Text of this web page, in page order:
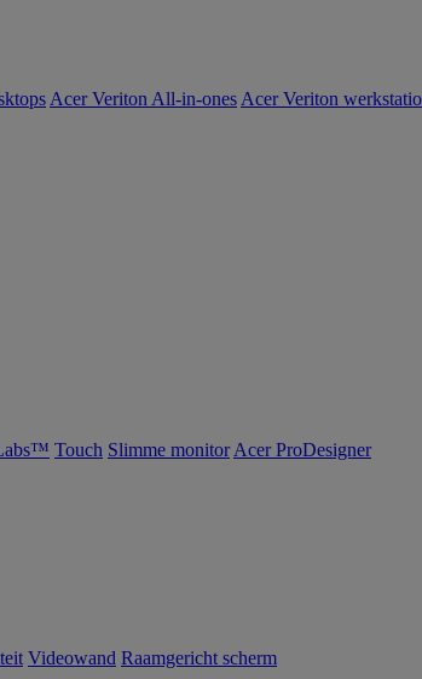
Acer Veriton All-in-ones Acer Veriton
Touch Slimme monitor Acer ProDesigner
Videowand Raamgericht scherm